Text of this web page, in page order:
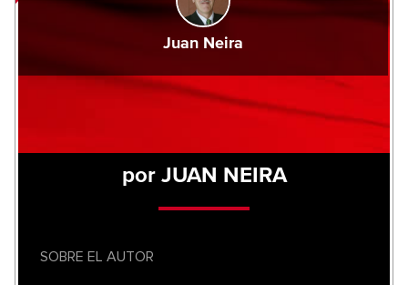
Juan Neira
por JUAN NEIRA
SOBRE EL AUTOR